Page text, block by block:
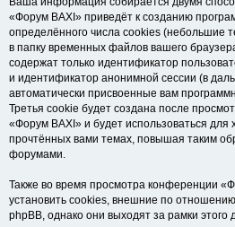
«Форум BAXI» приведёт к созданию
определённого числа cookies (небольшие
в папку временных файлов вашего
содержат только идентификатор
и идентификатор анонимной сессии (в
автоматически присвоенные вам
Третья cookie будет создана после
«Форум BAXI» и будет использоваться
прочтённых вами темах, повышая таким
форумами.
Также во время просмотра конференции
установить cookies, внешние по
phpBB, однако они выходят за рамки этого